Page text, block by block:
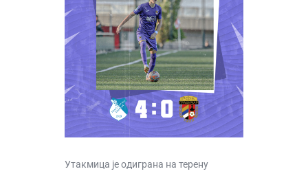
Утакмица је одиграна на терену